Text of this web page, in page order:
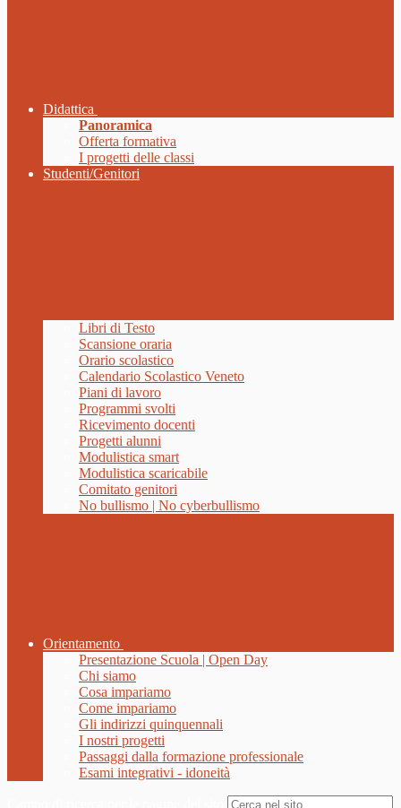
Didattica
Panoramica
Offerta formativa
I progetti delle classi
Studenti/Genitori
Libri di Testo
Scansione oraria
Orario scolastico
Calendario Scolastico Veneto
Piani di lavoro
Programmi svolti
Ricevimento docenti
Progetti alunni
Modulistica smart
Modulistica scaricabile
Comitato genitori
No bullismo | No cyberbullismo
Orientamento
Presentazione Scuola | Open Day
Chi siamo
Cosa impariamo
Come impariamo
Gli indirizzi quinquennali
I nostri progetti
Passaggi dalla formazione professionale
Esami integrativi - idoneità